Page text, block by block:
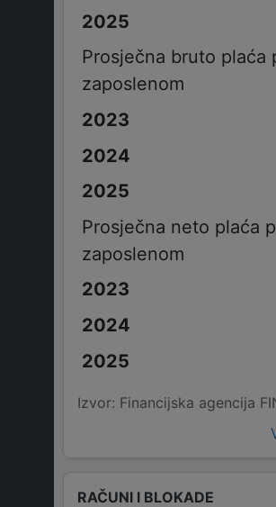
Prosječna bruto plaća
zaposlenom
Prosječna neto plaća
zaposlenom
Izvor: Financijska agencija
RAČUNI I BLOKADE